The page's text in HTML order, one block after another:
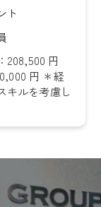
ト
208,500 円
円 ＊経
キルを考慮し